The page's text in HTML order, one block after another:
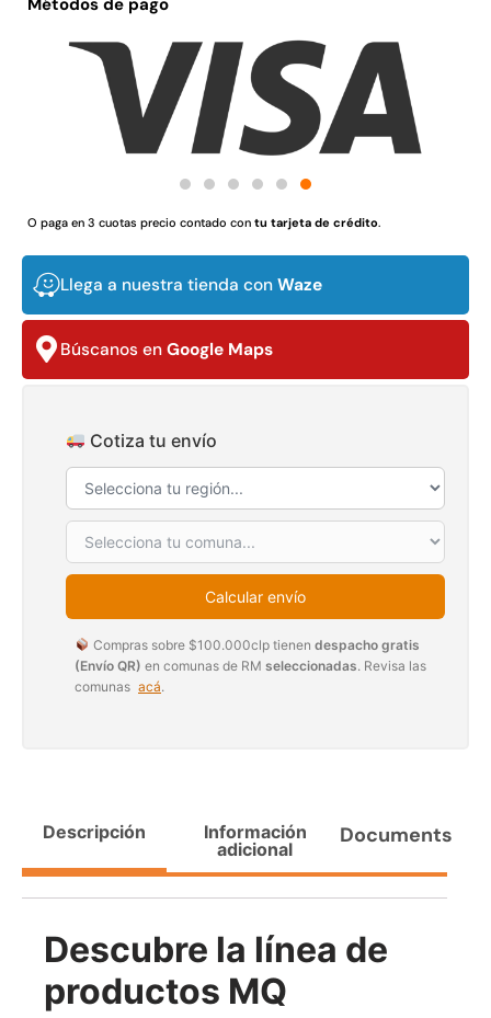
Métodos de pago
O paga en 3 cuotas precio contado con tu tarjeta de crédito.
Llega a nuestra tienda con Waze
Búscanos en Google Maps
Cotiza tu envío
Calcular envío
Compras sobre $100.000clp tienen despacho gratis
(Envío QR) en comunas de RM seleccionadas. Revisa las
comunas acá.
Descripción
Información
adicional
Documents
Descubre la línea de
productos MQ
30%
Transpaleta eléctrica carga
Agregar al carrito
densidad 42mm Rollo
4,57*15,24mts
$1.427.544
$1.167.990